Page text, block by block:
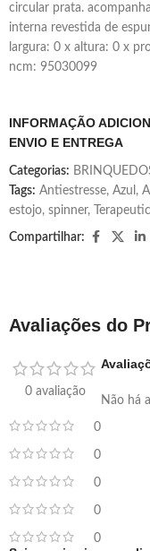
circular prata.
interna revestida de
largura: 0 x altura: 0 x
ncm: 95030099
INFORMAÇÃO
ENVIO E ENTREGA
Categorias:
Tags: Antiestresse, Azul ,
estojo, spinner,
Compartilhar:
Avaliações do
0 avaliação
0
0
0
0
0
Não há